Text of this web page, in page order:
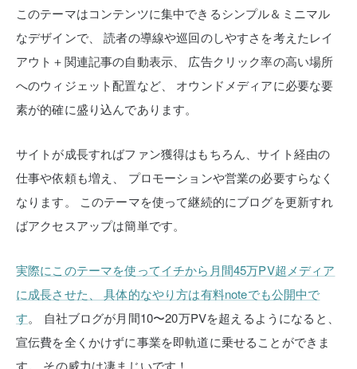
このテーマはコンテンツに集中できるシンプル＆ミニマル
なデザインで、
読者の導線や巡回のしやすさを考えたレイ
アウト＋関連記事の自動表示、
広告クリック率の高い場所
へのウィジェット配置など、
オウンドメディアに必要な要
素が的確に盛り込んであります。
サイトが成長すればファン獲得はもちろん、サイト経由の
仕事や依頼も増え、
プロモーションや営業の必要すらなく
なります。
このテーマを使って継続的にブログを更新すれ
ばアクセスアップは簡単です。
実際にこのテーマを使ってイチから月間45万PV超メディア
に成長させた、
具体的なやり方は有料noteでも公開中で
す。
自社ブログが月間10〜20万PVを超えるようになると、
宣伝費を全くかけずに事業を即軌道に乗せることができま
す。
その威力は凄まじいです！